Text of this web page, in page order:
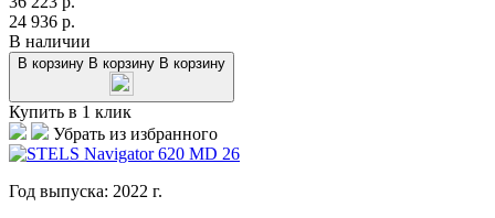
24 936 р.
В наличии
В корзину В корзину В корзину
Купить в 1 клик
Убрать из избранного
Год выпуска: 2022 г.